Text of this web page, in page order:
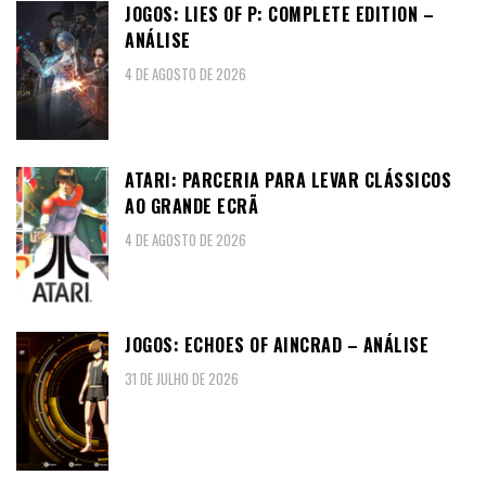
JOGOS: LIES OF P: COMPLETE EDITION –
ANÁLISE
4 DE AGOSTO DE 2026
ATARI: PARCERIA PARA LEVAR CLÁSSICOS
AO GRANDE ECRÃ
4 DE AGOSTO DE 2026
JOGOS: ECHOES OF AINCRAD – ANÁLISE
31 DE JULHO DE 2026